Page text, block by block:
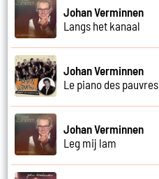
Johan Verminnen
Langs het kanaal
Johan Verminnen
Le piano des pauvres
Johan Verminnen
Leg mij lam